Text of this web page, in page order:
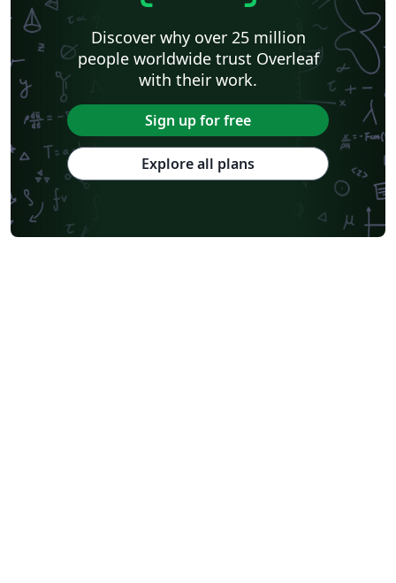
Discover why over 25 million
people worldwide trust Overleaf
with their work.
Sign up for free
Explore all plans